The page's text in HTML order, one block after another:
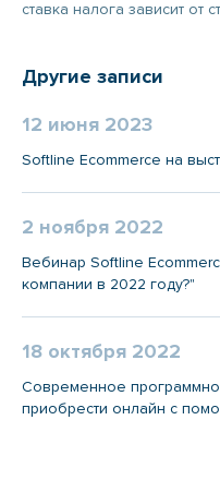
ставка налога зависит от
Другие записи
12 июня 2023
Softline Ecommerce на
2 ноября 2022
Вебинар Softline
компании в 2022 году?"
18 октября 2022
Современное
приобрести онлайн с